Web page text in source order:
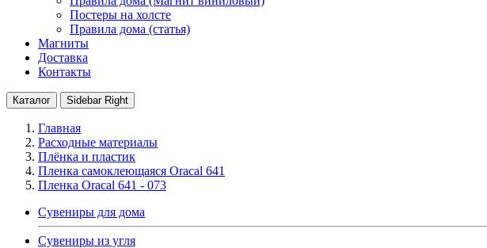
Постеры на холсте
Правила дома (статья)
Магниты
Доставка
Контакты
Каталог Sidebar Right
Главная
Расходные материалы
Плёнка и пластик
Пленка самоклеющаяся Oracal 641
Пленка Oracal 641 - 073
Сувениры для дома
Сувениры из угля